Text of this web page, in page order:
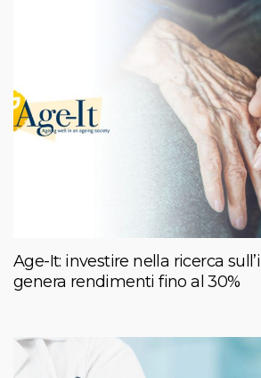
Age-It: investire nella ricerca
genera rendimenti fino al 30%